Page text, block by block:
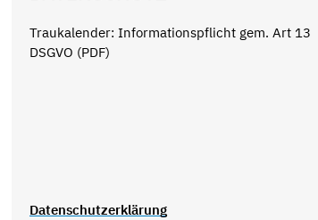
Traukalender: Informationspflicht gem. Art 13
DSGVO (PDF)
Datenschutzerklärung